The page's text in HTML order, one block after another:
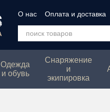
О нас Оплата и доставка
Политика
Одежда
и обувь
Снаряжение
и
экипировка